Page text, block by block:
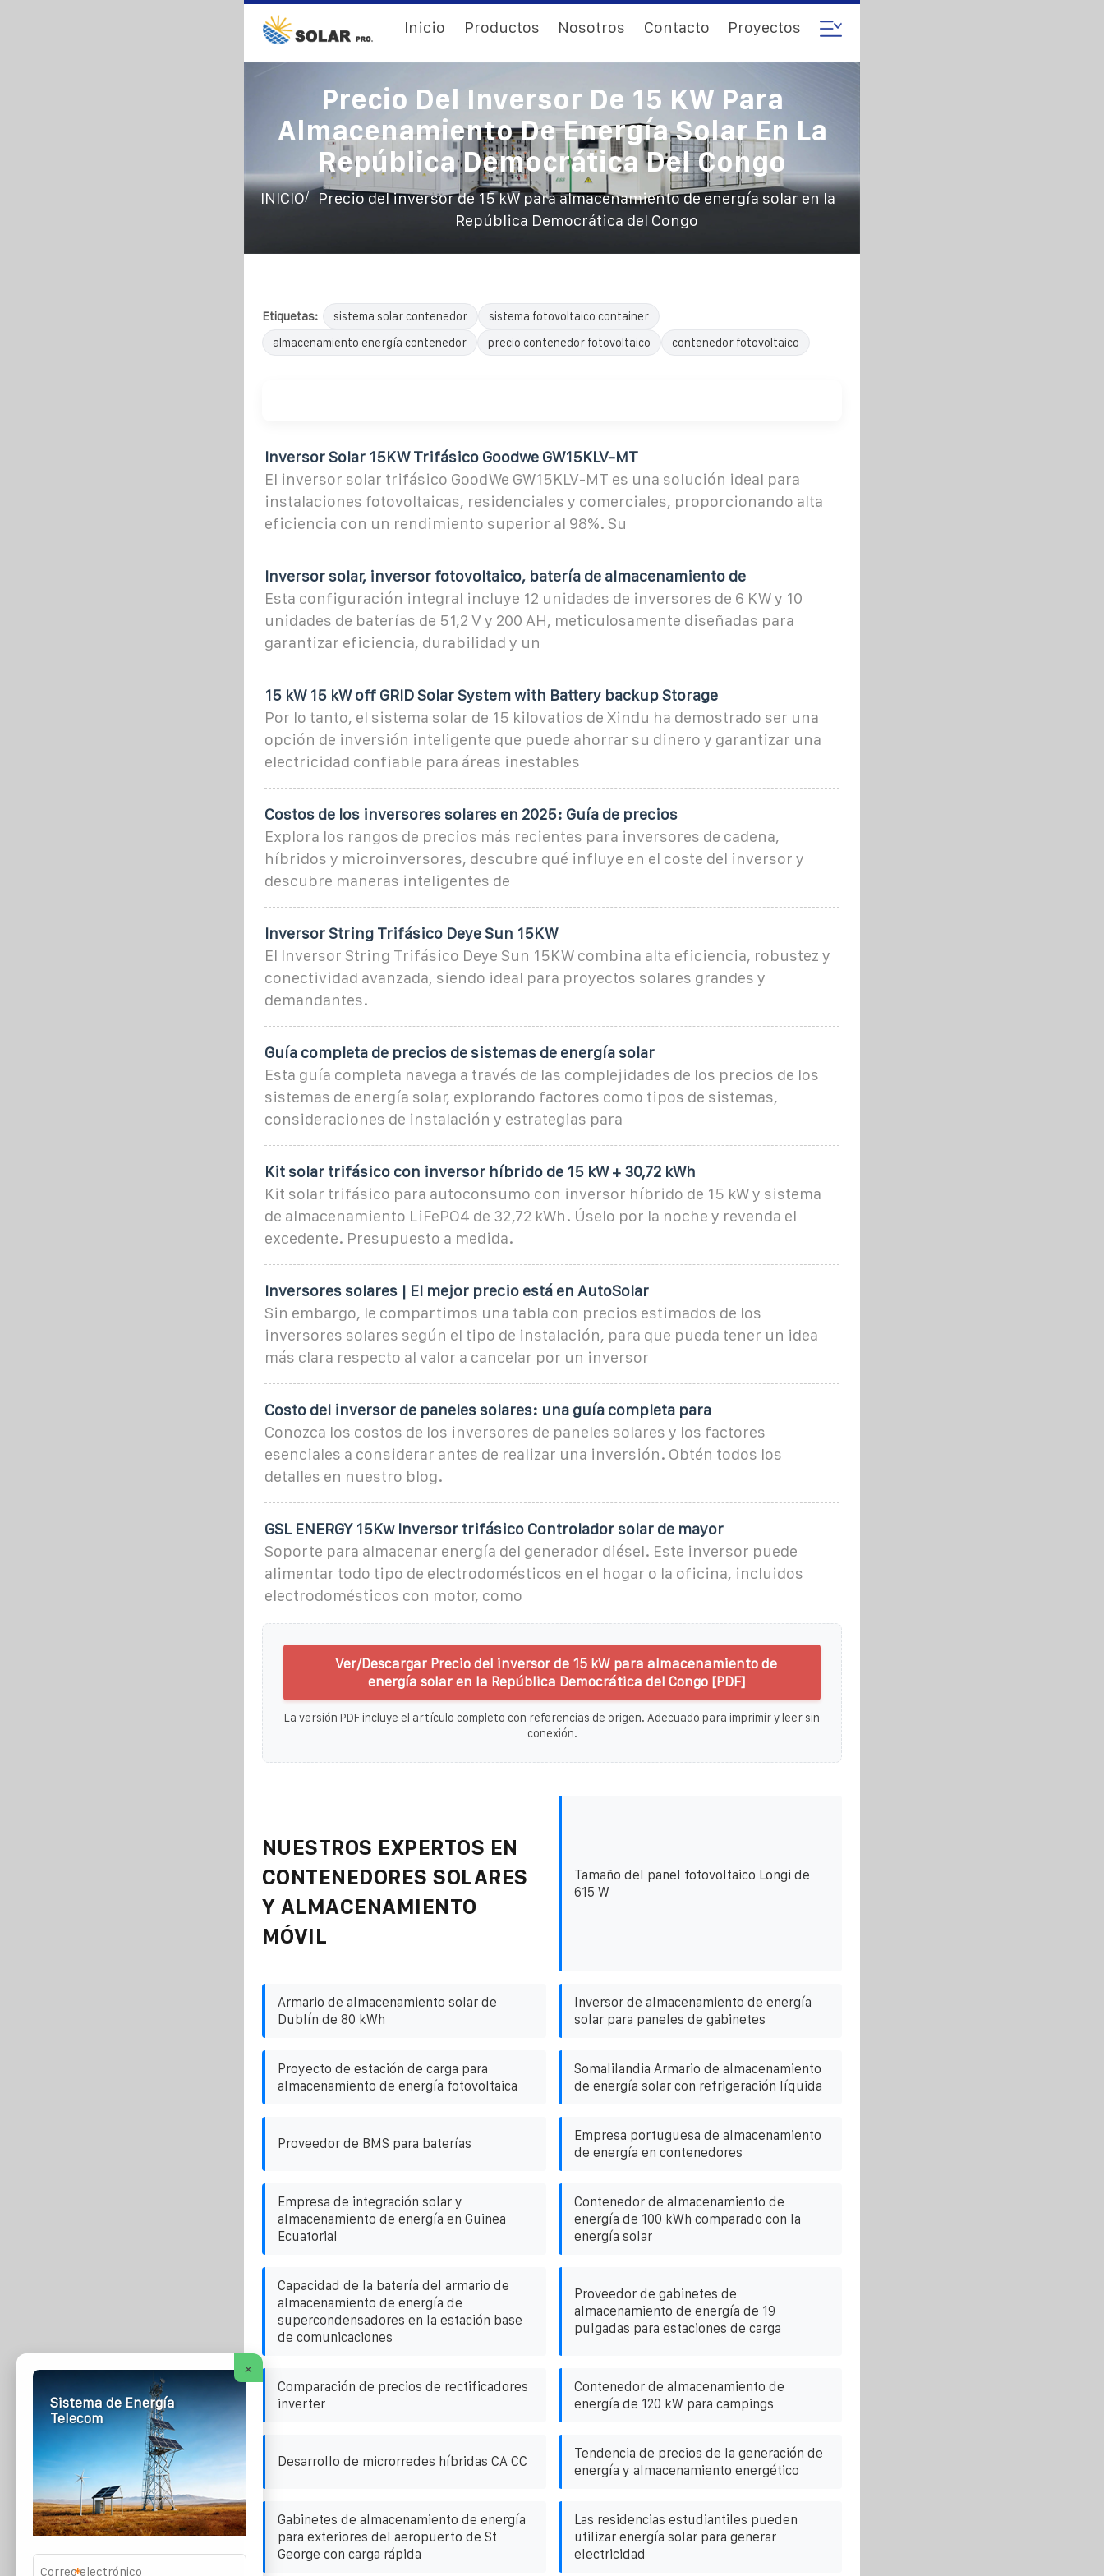
Inicio Productos Nosotros Contacto Proyectos
Precio Del Inversor De 15 KW Para
Almacenamiento De Energía Solar En La
República Democrática Del Congo
INICIO/
Precio del inversor de 15 kW para almacenamiento de energía solar en la
República Democrática del Congo
Etiquetas: sistema solar contenedor
sistema fotovoltaico container
almacenamiento energía contenedor
precio contenedor fotovoltaico contenedor fotovoltaico
Inversor Solar 15KW Trifásico Goodwe GW15KLV-MT
El inversor solar trifásico GoodWe GW15KLV-MT es una solución ideal para
instalaciones fotovoltaicas, residenciales y comerciales, proporcionando alta
eficiencia con un rendimiento superior al 98%. Su
Inversor solar, inversor fotovoltaico, batería de almacenamiento de
Esta configuración integral incluye 12 unidades de inversores de 6 KW y 10
unidades de baterías de 51,2 V y 200 AH, meticulosamente diseñadas para
garantizar eficiencia, durabilidad y un
15 kW 15 kW off GRID Solar System with Battery backup Storage
Por lo tanto, el sistema solar de 15 kilovatios de Xindu ha demostrado ser una
opción de inversión inteligente que puede ahorrar su dinero y garantizar una
electricidad confiable para áreas inestables
Costos de los inversores solares en 2025: Guía de precios
Explora los rangos de precios más recientes para inversores de cadena,
híbridos y microinversores, descubre qué influye en el coste del inversor y
descubre maneras inteligentes de
Inversor String Trifásico Deye Sun 15KW
El Inversor String Trifásico Deye Sun 15KW combina alta eficiencia, robustez y
conectividad avanzada, siendo ideal para proyectos solares grandes y
demandantes.
Guía completa de precios de sistemas de energía solar
Esta guía completa navega a través de las complejidades de los precios de los
sistemas de energía solar, explorando factores como tipos de sistemas,
consideraciones de instalación y estrategias para
Kit solar trifásico con inversor híbrido de 15 kW + 30,72 kWh
Kit solar trifásico para autoconsumo con inversor híbrido de 15 kW y sistema
de almacenamiento LiFePO4 de 32,72 kWh. Úselo por la noche y revenda el
excedente. Presupuesto a medida.
Inversores solares | El mejor precio está en AutoSolar
Sin embargo, le compartimos una tabla con precios estimados de los
inversores solares según el tipo de instalación, para que pueda tener un idea
más clara respecto al valor a cancelar por un inversor
Costo del inversor de paneles solares: una guía completa para
Conozca los costos de los inversores de paneles solares y los factores
esenciales a considerar antes de realizar una inversión. Obtén todos los
detalles en nuestro blog.
GSL ENERGY 15Kw Inversor trifásico Controlador solar de mayor
Soporte para almacenar energía del generador diésel. Este inversor puede
alimentar todo tipo de electrodomésticos en el hogar o la oficina, incluidos
electrodomésticos con motor, como
Ver/Descargar Precio del inversor de 15 kW para almacenamiento de
energía solar en la República Democrática del Congo [PDF]
La versión PDF incluye el artículo completo con referencias de origen. Adecuado para imprimir y leer sin
conexión.
NUESTROS EXPERTOS EN
CONTENEDORES SOLARES
Y ALMACENAMIENTO
MÓVIL
Tamaño del panel fotovoltaico Longi de
615 W
Armario de almacenamiento solar de
Dublín de 80 kWh
Inversor de almacenamiento de energía
solar para paneles de gabinetes
Proyecto de estación de carga para
almacenamiento de energía fotovoltaica
Somalilandia Armario de almacenamiento
de energía solar con refrigeración líquida
Proveedor de BMS para baterías
Empresa portuguesa de almacenamiento
de energía en contenedores
Empresa de integración solar y
almacenamiento de energía en Guinea
Ecuatorial
Contenedor de almacenamiento de
energía de 100 kWh comparado con la
energía solar
Capacidad de la batería del armario de
almacenamiento de energía de
supercondensadores en la estación base
de comunicaciones
Proveedor de gabinetes de
almacenamiento de energía de 19
pulgadas para estaciones de carga
Comparación de precios de rectificadores
inverter
Contenedor de almacenamiento de
energía de 120 kW para campings
Desarrollo de microrredes híbridas CA CC
Tendencia de precios de la generación de
energía y almacenamiento energético
Gabinetes de almacenamiento de energía
para exteriores del aeropuerto de St
George con carga rápida
Las residencias estudiantiles pueden
utilizar energía solar para generar
electricidad
×
Sistema de Energía
Telecom